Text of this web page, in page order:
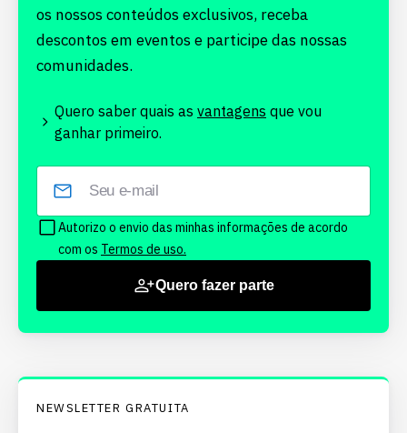
os nossos conteúdos exclusivos, receba
descontos em eventos e participe das nossas
comunidades.
Quero saber quais as vantagens que vou
ganhar primeiro.
Autorizo o envio das minhas informações de acordo
com os Termos de uso.
Quero fazer parte
NEWSLETTER GRATUITA